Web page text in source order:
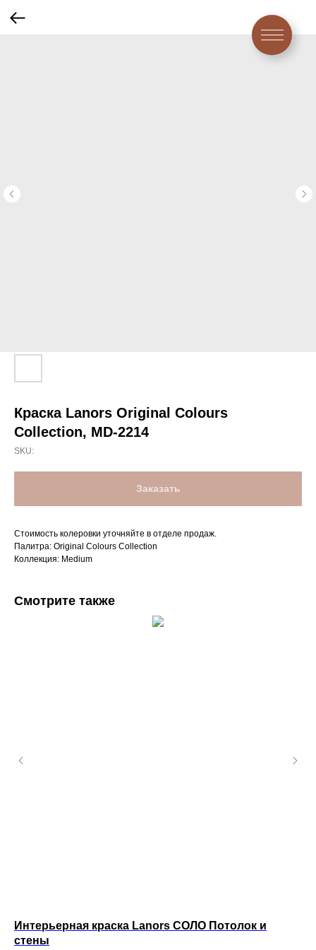
Краска Lanors Original Colours
Collection, MD-2214
SKU:
Заказать
Стоимость колеровки уточняйте в отделе продаж.
Палитра: Original Colours Collection
Коллекция: Medium
Смотрите также
Интерьерная краска Lanors СОЛО Потолок и
стены